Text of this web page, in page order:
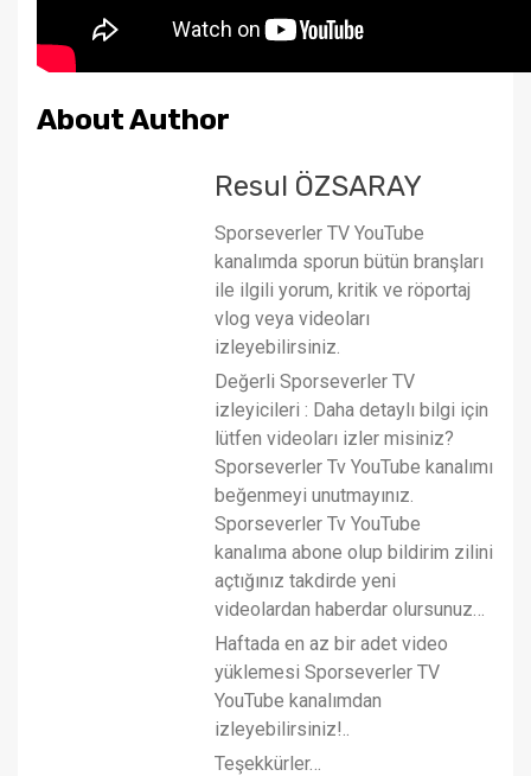
About Author
Resul ÖZSARAY
Sporseverler TV YouTube
kanalımda sporun bütün branşları
ile ilgili yorum, kritik ve röportaj
vlog veya videoları
izleyebilirsiniz.
Değerli Sporseverler TV
izleyicileri : Daha detaylı bilgi için
lütfen videoları izler misiniz?
Sporseverler Tv YouTube kanalımı
beğenmeyi unutmayınız.
Sporseverler Tv YouTube
kanalıma abone olup bildirim zilini
açtığınız takdirde yeni
videolardan haberdar olursunuz…
Haftada en az bir adet video
yüklemesi Sporseverler TV
YouTube kanalımdan
izleyebilirsiniz!..
Teşekkürler…